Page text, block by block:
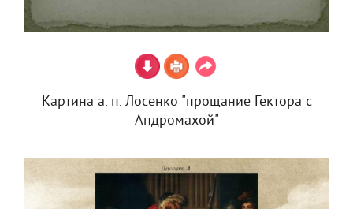
Картина а. п. Лосенко "прощание Гектора с
Андромахой"